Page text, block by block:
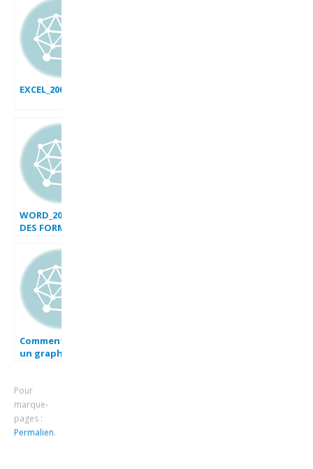
EXCEL_2007_EX_CARTE_INTERACTIVE_VII
WORD_2007_AJOUTER
DES FORMES
Comment faire
un graphique en
sur Excel
Pour
marque-
pages :
Permalien.